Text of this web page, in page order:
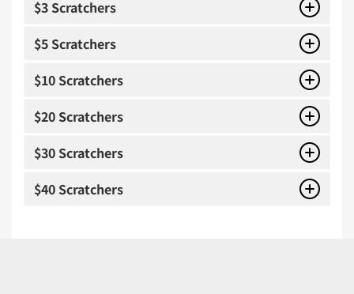
$3 Scratchers
$5 Scratchers
$10 Scratchers
$20 Scratchers
$30 Scratchers
$40 Scratchers